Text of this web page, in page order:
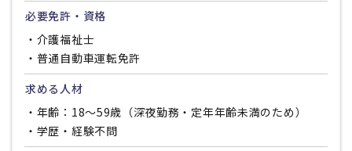
必要免許・資格
・介護福祉士
・普通自動車運転免許
求める人材
・年齢：18〜59歳（深夜勤務・定年年齢未満のため）
・学歴・経験不問